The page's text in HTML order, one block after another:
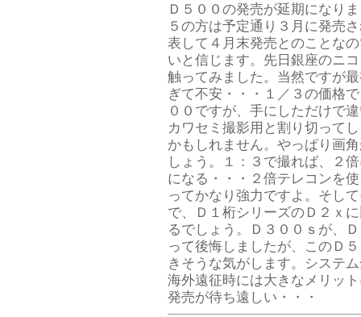
Ｄ５００の発売が延期になり
５の方は予定通り３月に発売
表して４月末発売とのことな
いと信じます。先日銀座のニ
触ってみました。当然ですが
ぎて不安・・・１／３の価格
００ですが、手にしただけで
カワセミ撮影用と割り切って
かもしれません。やっぱり画
しょう。１：３で撮れば、２
になる・・・２倍テレコンを
ってかなり強力ですよ。そし
で、Ｄ１桁シリーズのＤ２ｘ
るでしょう。Ｄ３００ｓが、
って後悔しましたが、このＤ
きそうな気がします。システ
海外遠征時には大きなメリッ
発売が待ち遠しい・・・